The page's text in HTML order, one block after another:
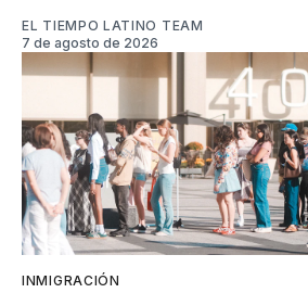
EL TIEMPO LATINO TEAM
7 de agosto de 2026
INMIGRACIÓN